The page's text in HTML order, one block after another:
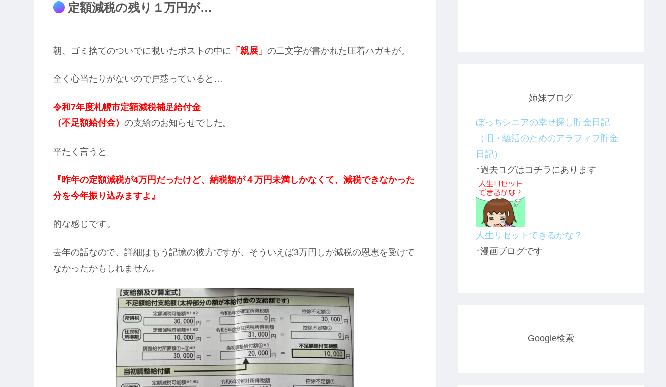
定額減税の残り１万円が…
朝、ゴミ捨てのついでに覗いたポストの中に 「親展」 の二文字が書かれた圧着ハガキが。
全く心当たりがないので戸惑っていると…
令和7年度札幌市定額減税補足給付金
（不足額給付金） の支給のお知らせでした。
平たく言うと
『昨年の定額減税が4万円だったけど、納税額が４万円未満しかなくて、 減税できなかった
分を今年振り込みますよ』
的な感じです。
去年の話なので、詳細はもう記憶の彼方ですが、そういえば3万円しか減税の恩恵を受けて
なかったかもしれません。
姉妹ブログ
ぼっちシニアの幸せ探し貯金日記
（旧・離活のためのアラフィフ貯金
日記）
↑過去ログはコチラにあります
人生リセットできるかな？
↑漫画ブログです
Google検索